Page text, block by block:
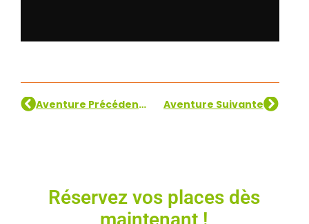
Aventure Précédente Aventure Suivante
Réservez vos places dès
maintenant !